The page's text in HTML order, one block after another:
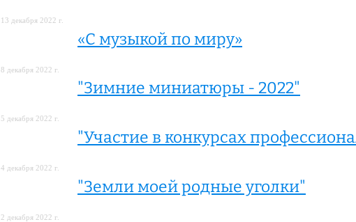
13 декабря 2022 г.
«С музыкой по миру»
8 декабря 2022 г.
"Зимние миниатюры - 2022"
5 декабря 2022 г.
"Участие в конкурсах
4 декабря 2022 г.
"Земли моей родные уголки"
2 декабря 2022 г.